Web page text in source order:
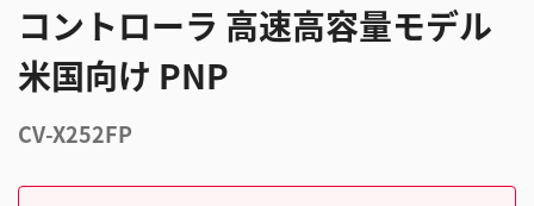
コントローラ 高速高容量モデル
米国向け PNP
CV-X252FP